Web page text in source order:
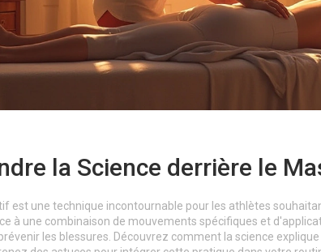
la Science derrière le
est une technique incontournable pour les athlètes
à une combinaison de mouvements spécifiques et
les blessures. Découvrez comment la science